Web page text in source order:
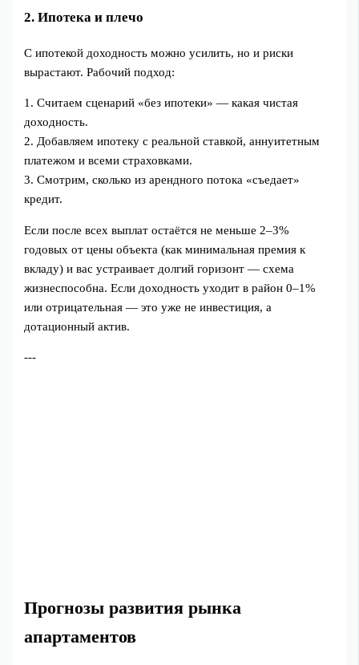
2. Ипотека и плечо
С ипотекой доходность можно усилить, но и риски
вырастают. Рабочий подход:
1. Считаем сценарий «без ипотеки» — какая чистая
доходность.
2. Добавляем ипотеку с реальной ставкой, аннуитетным
платежом и всеми страховками.
3. Смотрим, сколько из арендного потока «съедает»
кредит.
Если после всех выплат остаётся не меньше 2–3%
годовых от цены объекта (как минимальная премия к
вкладу) и вас устраивает долгий горизонт — схема
жизнеспособна. Если доходность уходит в район 0–1%
или отрицательная — это уже не инвестиция, а
дотационный актив.
---
Прогнозы развития рынка
апартаментов